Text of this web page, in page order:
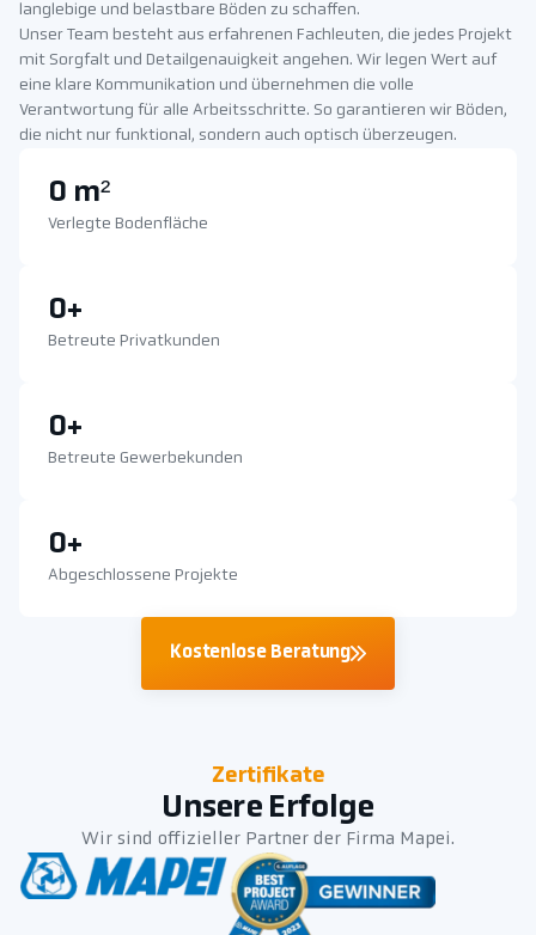
langlebige und belastbare Böden zu schaffen.
Unser Team besteht aus erfahrenen Fachleuten, die jedes Projekt
mit Sorgfalt und Detailgenauigkeit angehen. Wir legen Wert auf
eine klare Kommunikation und übernehmen die volle
Verantwortung für alle Arbeitsschritte. So garantieren wir Böden,
die nicht nur funktional, sondern auch optisch überzeugen.
Verlegte Bodenfläche
0 m²
Betreute Privatkunden
0+
Betreute Gewerbekunden
0+
Abgeschlossene Projekte
0+
Kostenlose Beratung
Zertifikate
Unsere Erfolge
Wir sind offizieller Partner der Firma Mapei.